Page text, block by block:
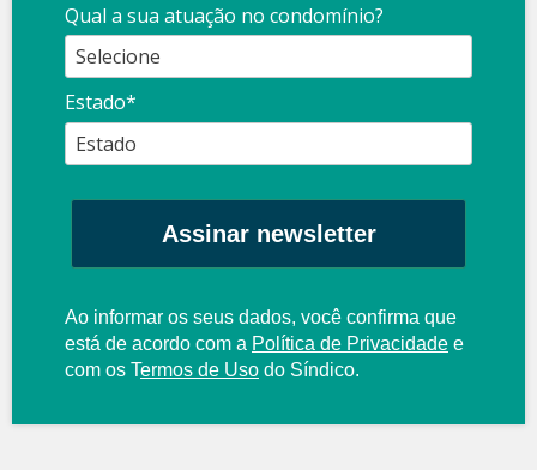
Qual a sua atuação no condomínio?
Estado*
Assinar newsletter
Ao informar os seus dados, você confirma que
está de acordo com a Política de Privacidade e
com os Termos de Uso do Síndico.